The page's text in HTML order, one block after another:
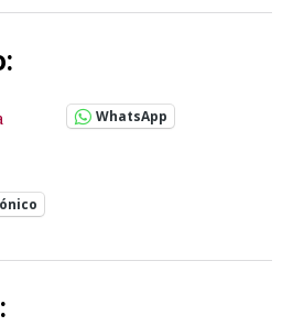
WhatsApp